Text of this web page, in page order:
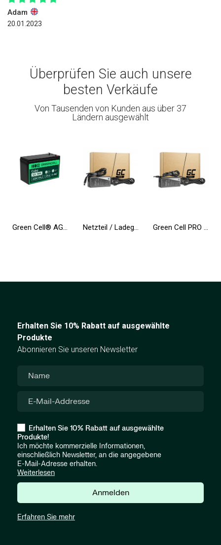
Adam
20.01.2023
Überprüfen Sie auch unsere
besten Verkäufe
Von Tausenden von Kunden aus über 37
Ländern ausgewählt
Erhalten Sie 10% Rabatt auf ausgewählte
Produkte
Abonnieren Sie unseren Newsletter
Erhalten Sie 10% Rabatt auf ausgewählte
Produkte!
Ich möchte kommerzielle Informationen,
einschließlich Newsletter, an die angegebene
E-Mail-Adresse erhalten.
Weiterlesen
Anmelden
Erfahren Sie mehr